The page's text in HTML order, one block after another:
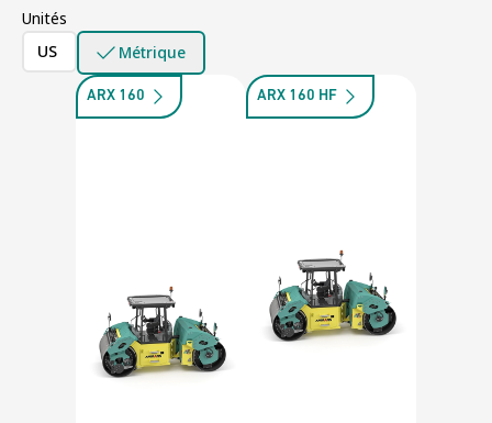
Unités
US
Métrique
ARX 160 ARX 160 HF